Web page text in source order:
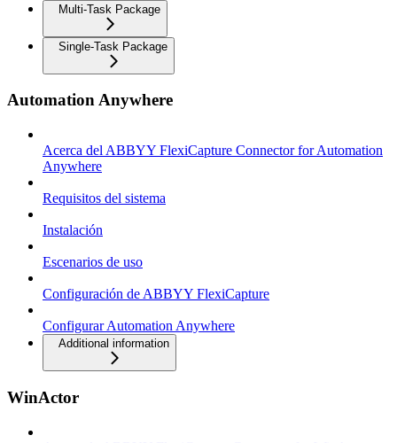
Multi-Task Package
Single-Task Package
Automation Anywhere
Acerca del ABBYY FlexiCapture Connector for Automation
Anywhere
Requisitos del sistema
Instalación
Escenarios de uso
Configuración de ABBYY FlexiCapture
Configurar Automation Anywhere
Additional information
WinActor